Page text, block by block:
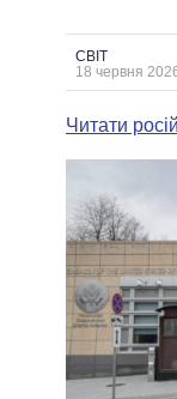
ГОЛОВИ
МЕРИ
ВСІ
СВІТ
18 червня
Читати